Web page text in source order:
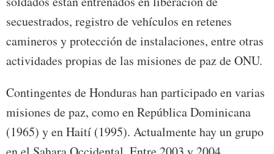
secuestrados, registro de vehículos en retenes
camineros y protección de instalaciones, entre otras
actividades propias de las misiones de paz de ONU.
Contingentes de Honduras han participado en varias
misiones de paz, como en República Dominicana
(1965) y en Haití (1995). Actualmente hay un grupo